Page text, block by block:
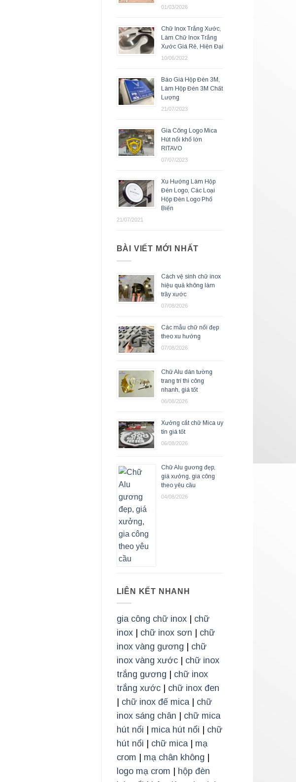
01/03/2026
Chữ Inox Trắng Xước,
Làm Chữ Inox Trắng
Xước Giá Rẻ, Hiện Đại
10/06/2022
Báo Giá Hộp Đèn 3M,
Làm Hộp Đèn 3M Chất
Lượng
21/07/2023
Gia Công Logo Mica
Hút nổi khổ lớn
RITAVO
07/07/2023
Xu Hướng Làm Hộp
Đèn Logo, Các Loại
Hộp Đèn Logo Phổ
Biến
21/07/2021
BÀI VIẾT MỚI NHẤT
Cách vệ sinh chữ inox
hiệu quả không làm
trầy xước
07/08/2026
Các mẫu chữ nổi đẹp
theo xu hướng
07/08/2026
Chữ Alu dán tường
trang trí thi công
nhanh, giá tốt
06/08/2026
Xưởng cắt chữ Mica uy
tín giá tốt
06/08/2026
Chữ Alu gương đẹp,
giá xưởng, gia công
theo yêu cầu
04/08/2026
LIÊN KẾT NHANH
gia công chữ inox| chữ
inox| chữ inox sơn
chữ
inox vàng gương
chữ
inox vàng xước| chữ inox
trắng gương
chữ inox
trắng xước| chữ inox đen
chữ inox đế mica| chữ
inox sáng chân
chữ mica
hút nổi
mica hút nổi
chữ
hút nổi
chữ mica| mạ
crom
mạ chân không
logo mạ crom
hộp đèn